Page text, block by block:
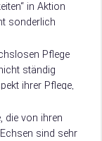
in Aktion
sonderlich
Pflege
ständig
ihrer Pflege,
die von ihren
sind sehr